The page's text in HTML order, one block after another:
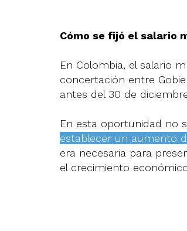
Cómo se fijó el salario
En Colombia, el salario
concertación entre
antes del 30 de
En esta oportunidad no
establecer un aumento
era necesaria para
el crecimiento